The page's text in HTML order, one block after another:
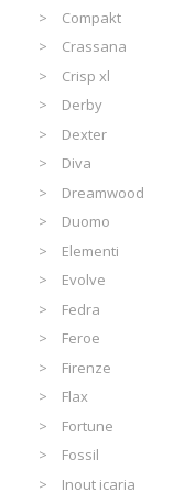
Compakt
Crassana
Crisp xl
Derby
Dexter
Diva
Dreamwood
Duomo
Elementi
Evolve
Fedra
Feroe
Firenze
Flax
Fortune
Fossil
Inout icaria